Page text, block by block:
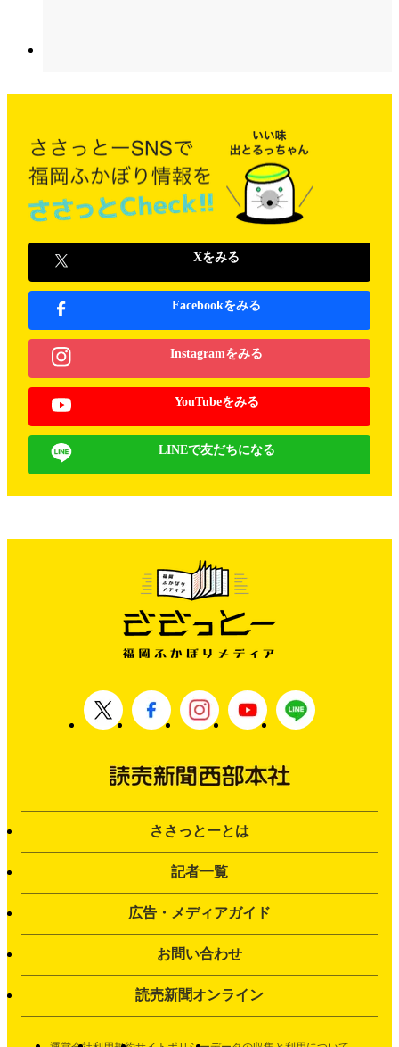
Xをみる
Facebookをみる
Instagramをみる
YouTubeをみる
LINEで友だちになる
ささっとーとは
記者一覧
広告・メディアガイド
お問い合わせ
読売新聞オンライン